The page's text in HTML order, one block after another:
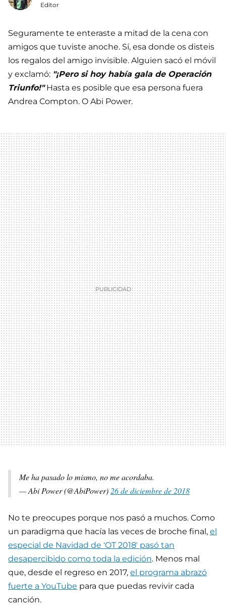
Editor
Seguramente te enteraste a mitad de la cena con
amigos que tuviste anoche. Sí, esa donde os disteis
los regalos del amigo invisible. Alguien sacó el móvil
y exclamó: "¡Pero si hoy había gala de Operación
Triunfo!"Hasta es posible que esa persona fuera
Andrea Compton. O Abi Power.
Me ha pasado lo mismo, no me acordaba.
— Abi Power (@AbiPower) 26 de diciembre de 2018
No te preocupes porque nos pasó a muchos. Como
un paradigma que hacía las veces de broche final, el
especial de Navidad de 'OT 2018' pasó tan
desapercibido como toda la edición. Menos mal
que, desde el regreso en 2017, el programa abrazó
fuerte a YouTube para que puedas revivir cada
canción.